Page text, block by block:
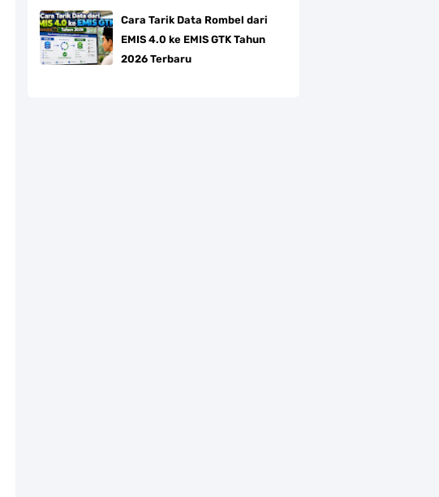
Cara Tarik Data Rombel dari
EMIS 4.0 ke EMIS GTK Tahun
2026 Terbaru